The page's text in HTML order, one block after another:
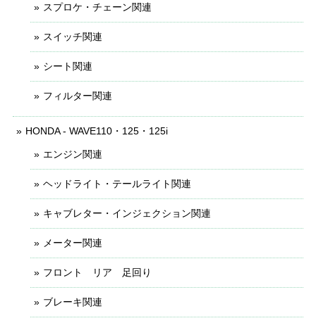
スプロケ・チェーン関連
スイッチ関連
シート関連
フィルター関連
HONDA - WAVE110・125・125i
エンジン関連
ヘッドライト・テールライト関連
キャブレター・インジェクション関連
メーター関連
フロント リア 足回り
ブレーキ関連